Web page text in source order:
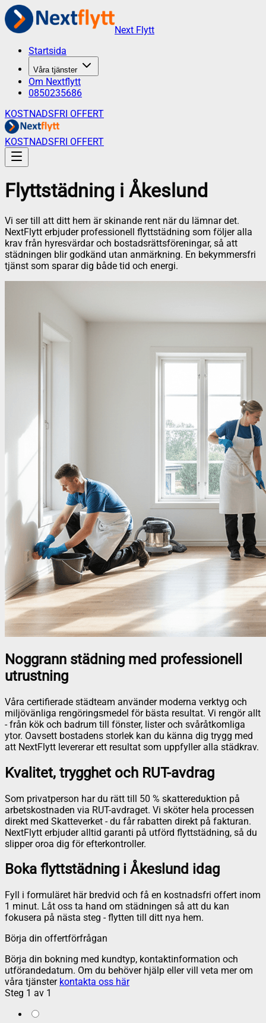
Next Flytt
Startsida
Våra tjänster
Om Nextflytt
0850235686
KOSTNADSFRI OFFERT
KOSTNADSFRI OFFERT
Flyttstädning i Åkeslund
Vi ser till att ditt hem är skinande rent när du lämnar det.
NextFlytt erbjuder professionell flyttstädning som följer alla
krav från hyresvärdar och bostadsrättsföreningar, så att
städningen blir godkänd utan anmärkning. En bekymmersfri
tjänst som sparar dig både tid och energi.
Noggrann städning med professionell
utrustning
Våra certifierade städteam använder moderna verktyg och
miljövänliga rengöringsmedel för bästa resultat. Vi rengör allt
- från kök och badrum till fönster, lister och svåråtkomliga
ytor. Oavsett bostadens storlek kan du känna dig trygg med
att NextFlytt levererar ett resultat som uppfyller alla städkrav.
Kvalitet, trygghet och RUT-avdrag
Som privatperson har du rätt till 50 % skattereduktion på
arbetskostnaden via RUT-avdraget. Vi sköter hela processen
direkt med Skatteverket - du får rabatten direkt på fakturan.
NextFlytt erbjuder alltid garanti på utförd flyttstädning, så du
slipper oroa dig för efterkontroller.
Boka flyttstädning i Åkeslund idag
Fyll i formuläret här bredvid och få en kostnadsfri offert inom
1 minut. Låt oss ta hand om städningen så att du kan
fokusera på nästa steg - flytten till ditt nya hem.
Börja din offertförfrågan
Börja din bokning med kundtyp, kontaktinformation och
utförandedatum. Om du behöver hjälp eller vill veta mer om
våra tjänster kontakta oss här
Steg 1 av 1